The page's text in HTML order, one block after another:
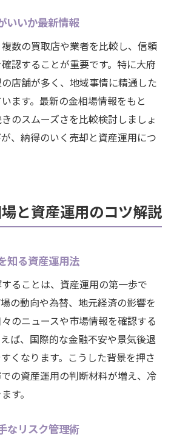
敗例から学ぶ大事なポイント
情報を活かす資産運用術
ャートで投資判断力を磨く
推移をチェックする習慣化
金投資の実践的アドバイス
いいか最新情報
数の買取店や業者を比較し、信頼
認することが重要です。特に大府
店舗が多く、地域事情に精通した
ます。最新の金相場情報をもと
のスムーズさを比較検討しましょ
、納得のいく売却と資産運用につ
と資産運用のコツ解説
知る資産運用法
ることは、資産運用の第一歩で
の動向や為替、地元経済の影響を
のニュースや市場情報を確認する
ば、国際的な金融不安や景気後退
くなります。こうした背景を押さ
の資産運用の判断材料が増え、冷
す。
なリスク管理術